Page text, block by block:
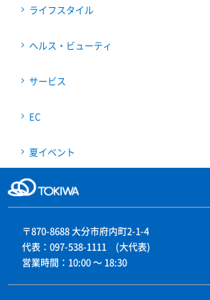
ライフスタイル
ヘルス・ビューティ
サービス
EC
夏イベント
〒870-8688 大分市府内町2-1-4
代表：097-538-1111 (大代表)
営業時間：10:00 〜 18:30